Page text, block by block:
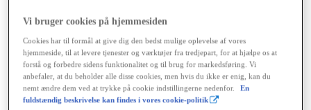
Højt
1.650
mm
Vi bruger cookies på hjemmesiden
Cookies har til formål at give dig den bedst mulige oplevelse af vores
hjemmeside, til at levere tjenester og værktøjer fra tredjepart, for at hjælpe os at
forstå og forbedre sidens funktionalitet og til brug for markedsføring. Vi
anbefaler, at du beholder alle disse cookies, men hvis du ikke er enig, kan du
nemt ændre dem ved at trykke på cookie indstillingerne nedenfor.
En
fuldstændig beskrivelse kan findes i vores cookie-politik